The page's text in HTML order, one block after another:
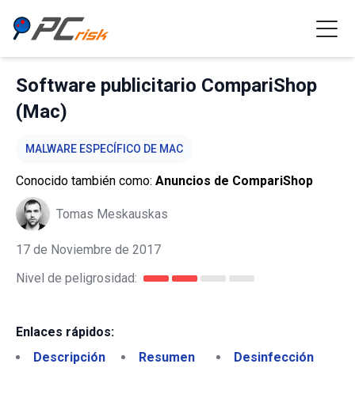
Software publicitario CompariShop
(Mac)
MALWARE ESPECÍFICO DE MAC
Conocido también como: Anuncios de CompariShop
Tomas Meskauskas
17 de Noviembre de 2017
Nivel de peligrosidad:
Enlaces rápidos:
Descripción
Resumen Desinfección